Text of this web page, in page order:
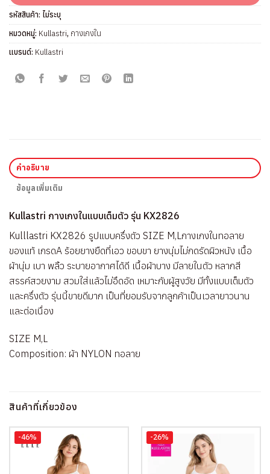
รหัสสินค้า: ไม่ระบุ
หมวดหมู่: Kullastri, กางเกงใน
แบรนด์: Kullastri
คำอธิบาย
ข้อมูลเพิ่มเติม
Kullastri กางเกงในแบบเต็มตัว รุ่น KX2826
Kulllastri KX2826 รูปแบบครึ่งตัว SIZE M,Lกางเกงในทอลาย
ของแท้ เกรดA ร้อยยางยืดที่เอว ขอบขา ยางนุ่มไม่กดรัดผิวหนัง เนื้อ
ผ้านุ่ม เบา พลิ้ว ระบายอากาศได้ดี เนื้อผ้าบาง มีลายในตัว หลากสี
สรรค์สวยงาม สวมใส่แล้วไม่อึดอัด เหมาะกับผู้สูงวัย มีทั้งแบบเต็มตัว
และครึ่งตัว รุ่นนี้ขายดีมาก เป็นที่ยอมรับจากลูกค้าเป็นเวลายาวนาน
และต่อเนื่อง
SIZE M,L
Composition: ผ้า NYLON ทอลาย
สินค้าที่เกี่ยวข้อง
-46% -26%